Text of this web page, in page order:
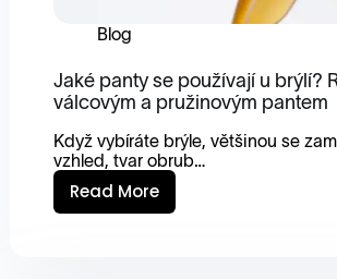
Blog
Jaké panty se používají u brýlí?
válcovým a pružinovým pantem
Když vybíráte brýle, většinou se
vzhled, tvar obrub…
Read More